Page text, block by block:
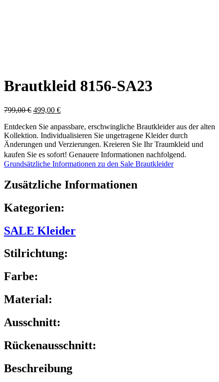
Brautkleid 8156-SA23
799,00€ Ursprünglicher
war:
799,00 €
499,00 €Aktueller
ist:
499,00 €.
Entdecken Sie anpassbare, erschwingliche Brautkleider aus der alten
Kollektion. Individualisieren Sie ungetragene Kleider durch
Änderungen und Verzierungen. Kreieren Sie Ihr Traumkleid und
kaufen Sie es sofort! Genauere Informationen nachfolgend.
Grundsätzliche Informationen zu den Sale Brautkleider
Zusätzliche Informationen
Kategorien:
SALE Kleider
Stilrichtung:
Farbe:
Material:
Ausschnitt:
Rückenausschnitt:
Beschreibung